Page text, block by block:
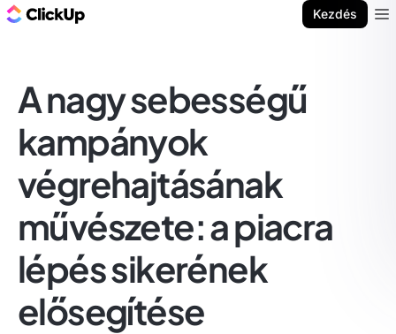
Kezdés
A nagy sebességű
kampányok
végrehajtásának
művészete: a piacra
lépés sikerének
elősegítése